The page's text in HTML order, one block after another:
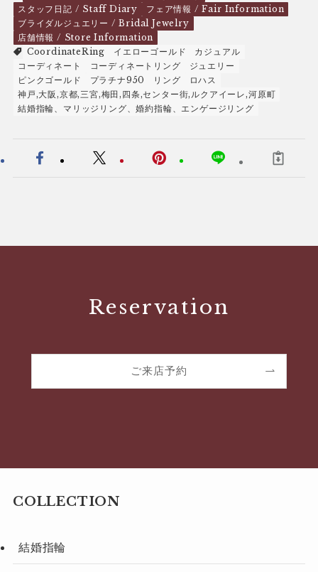
スタッフ日記 / Staff Diary
フェア情報 / Fair Information
ブライダルジュエリー / Bridal Jewelry
店舗情報 / Store Information
CoordinateRing
イエローゴールド
カジュアル
コーディネート
コーディネートリング
ジュエリー
ピンクゴールド
プラチナ950 リング
ロハス
神戸,大阪,京都,三宮,梅田,四条,センター街,ルクアイーレ,河原町
結婚指輪、マリッジリング、婚約指輪、エンゲージリング
Reservation
ご来店予約
COLLECTION
結婚指輪